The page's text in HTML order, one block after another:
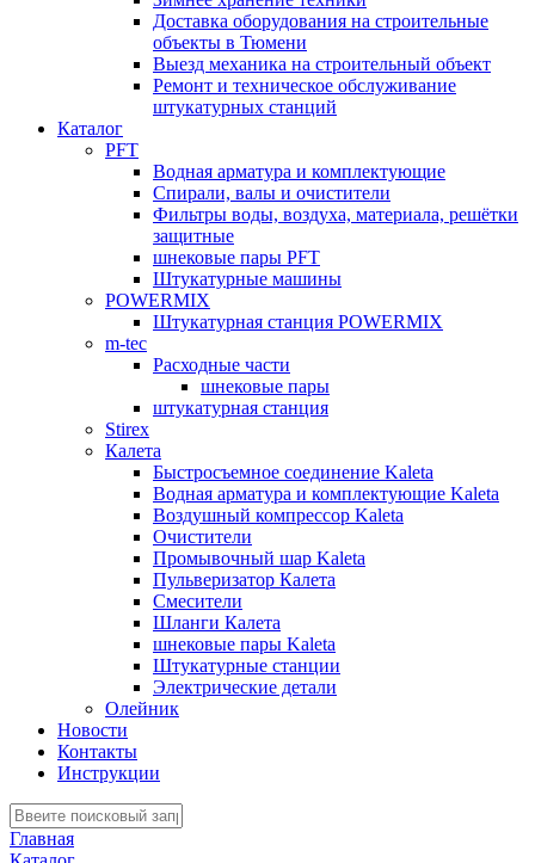
Доставка оборудования на строительные
объекты в Тюмени
Выезд механика на строительный объект
Ремонт и техническое обслуживание
штукатурных станций
Каталог
PFT
Водная арматура и комплектующие
Спирали, валы и очистители
Фильтры воды, воздуха, материала, решётки
защитные
шнековые пары PFT
Штукатурные машины
POWERMIX
Штукатурная станция POWERMIX
m-tec
Расходные части
шнековые пары
штукатурная станция
Stirex
Калета
Быстросъемное соединение Kaleta
Водная арматура и комплектующие Kaleta
Воздушный компрессор Kaleta
Очистители
Промывочный шар Kaleta
Пульверизатор Калета
Смесители
Шланги Калета
шнековые пары Kaleta
Штукатурные станции
Электрические детали
Олейник
Новости
Контакты
Инструкции
Главная